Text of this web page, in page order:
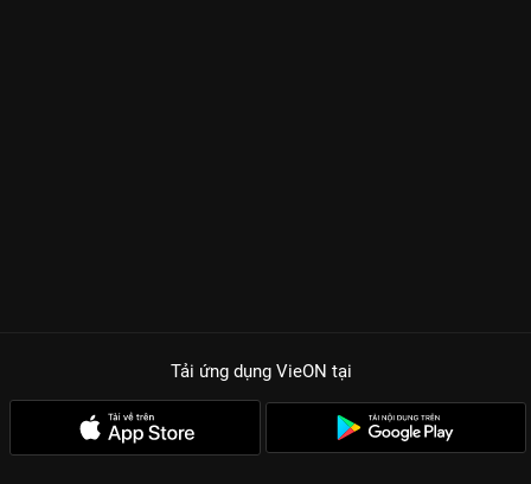
Tải ứng dụng VieON tại